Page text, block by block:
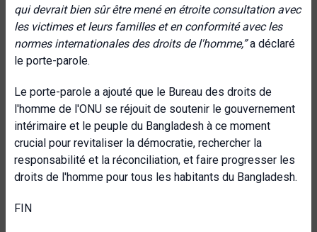
qui devrait bien sûr être mené en étroite consultation avec
les victimes et leurs familles et en conformité avec les
normes internationales des droits de l'homme,”a déclaré
le porte-parole.
Le porte-parole a ajouté que le Bureau des droits de
l'homme de l'ONU se réjouit de soutenir le gouvernement
intérimaire et le peuple du Bangladesh à ce moment
crucial pour revitaliser la démocratie, rechercher la
responsabilité et la réconciliation, et faire progresser les
droits de l'homme pour tous les habitants du Bangladesh.
FIN